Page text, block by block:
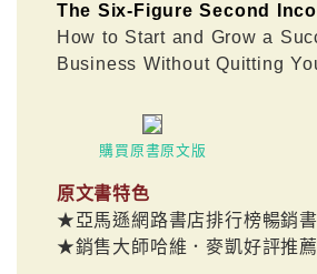
The Six-Figure Second
How to Start and Grow a
Business Without Quitting
購買原書原文版
原文書特色
★亞馬遜網路書店排行榜暢銷書
★銷售大師哈維．麥凱好評推薦